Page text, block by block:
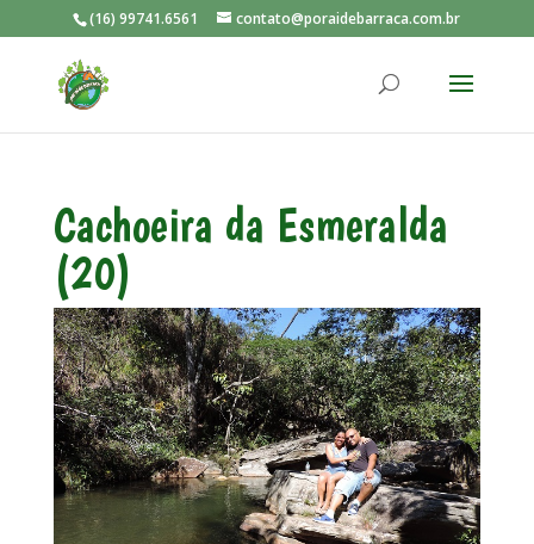
(16) 99741.6561 contato@poraidebarraca.com.br
Cachoeira da Esmeralda
(20)